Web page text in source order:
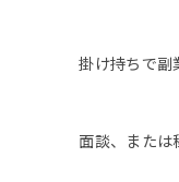
掛け持ちで副
面談、または